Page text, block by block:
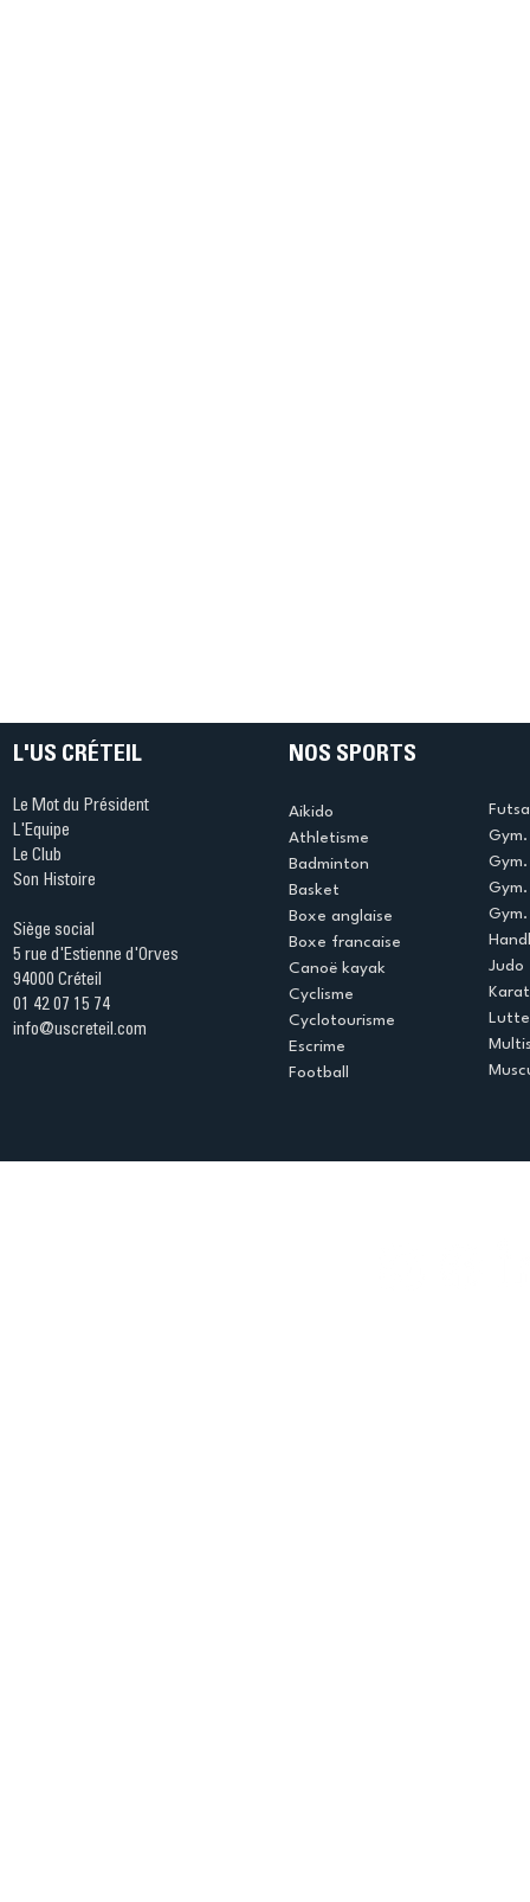
L'US CRÉTEIL
Le Mot du Président
L'Equipe
Le Club
Son Histoire
Siège social
5 rue d'Estienne d'Orves
94000 Créteil
01 42 07 15 74
info@uscreteil.com
NOS SPORTS
Aikido
Athletisme
Badminton
Basket
Boxe anglaise
Boxe francaise
Canoë kayak
Cyclisme
Cyclotourisme
Escrime
Football
Judo
Lutte